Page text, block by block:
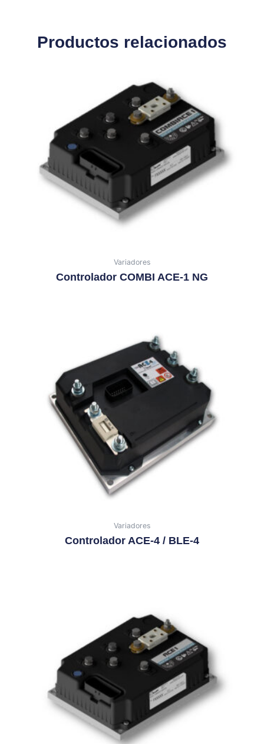
Productos relacionados
Variadores
Controlador COMBI ACE-1 NG
Variadores
Controlador ACE-4 / BLE-4